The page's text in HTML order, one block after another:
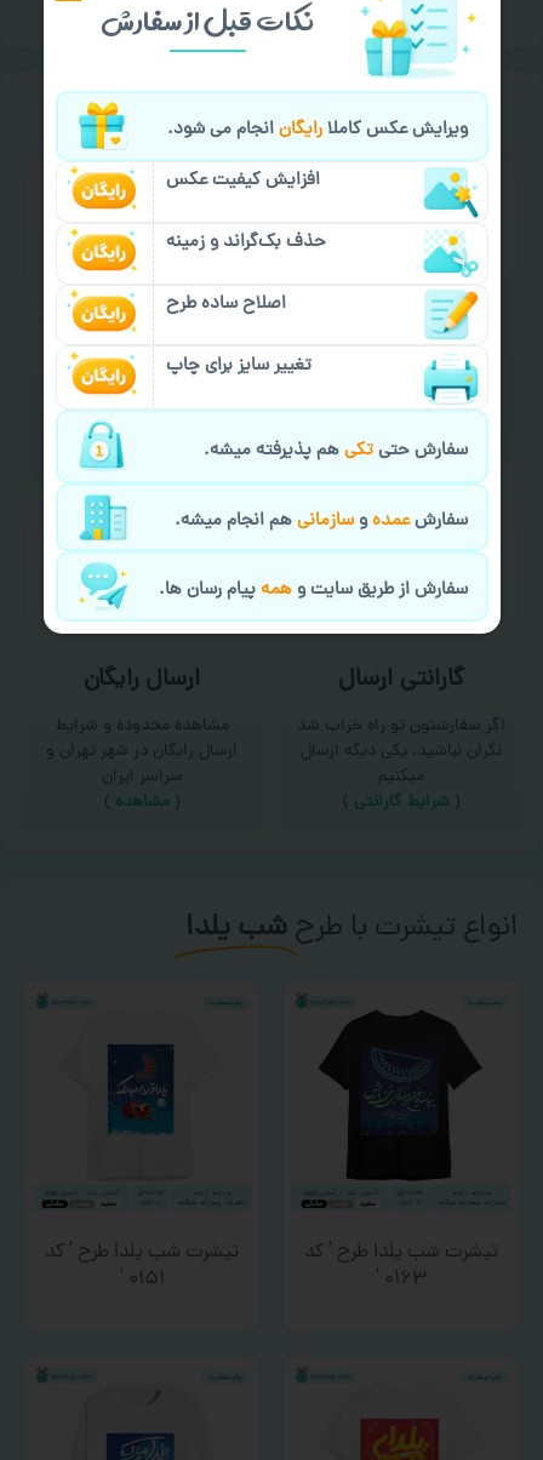
خیالت راحت از سفارش گیری
سفارش گیری آنلاین
امکان سفارش از طریق چت و
سایت با پشتیبانی آنلاین
چاپ عمده و فوری
برای درخواست خدمات چاپ
عمده و فوری با ما تماس
تماس با ما)
گارانتی ارسال
اگر سفارشتون تو راه خراب شد
نگران نباشید، یکی دیگه ارسال
میکنیم
( شرایط گارانتی )
ارسال رایگان
مشاهده محدوده و شرایط
ارسال رایگان در شهر تهران و
سراسر ایران
(مشاهده )
انواع تیشرت با طرحشب یلدا
تیشرت شب یلدا طرح ‘ کد
۰۱۶۳ ‘
تیشرت شب یلدا طرح ‘ کد
۰۱۵۱ ‘
نکات قبل از سفارش
ویرایش عکس کاملارایگانانجام می شود.
افزایش کیفیت عکس
حذف بک‌گراند و زمینه
اصلاح ساده طرح
تغییر سایز برای چاپ
سفارش حتیتکیهم پذیرفته میشه.
سفارشعمدهوسازمانیهم انجام میشه.
سفارش از طریق سایت وهمهپیام رسان ها.